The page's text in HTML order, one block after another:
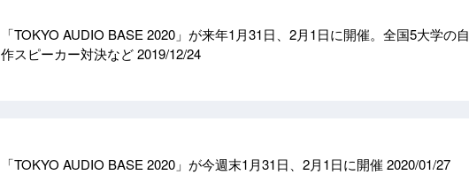
「TOKYO AUDIO BASE 2020」が来年1月31日、2月1日に開催。全国5大学の自
作スピーカー対決など2019/12/24
「TOKYO AUDIO BASE 2020」が今週末1月31日、2月1日に開催 2020/01/27